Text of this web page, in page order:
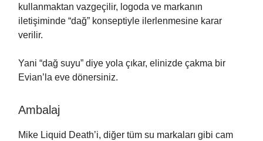
kullanmaktan vazgeçilir, logoda ve markanın
iletişiminde “dağ” konseptiyle ilerlenmesine karar
verilir.
Yani “dağ suyu” diye yola çıkar, elinizde çakma bir
Evian’la eve dönersiniz.
Ambalaj
Mike Liquid Death’i, diğer tüm su markaları gibi cam